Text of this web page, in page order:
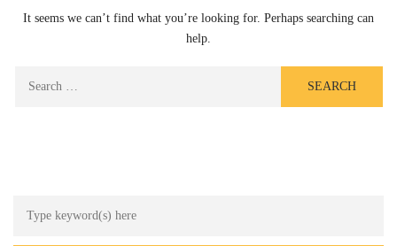
It seems we can’t find what you’re looking for. Perhaps searching can
help.